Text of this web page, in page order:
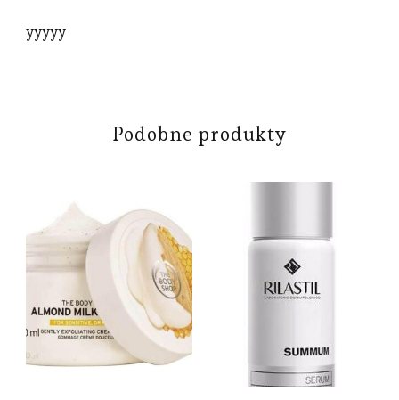
yyyyy
Podobne produkty